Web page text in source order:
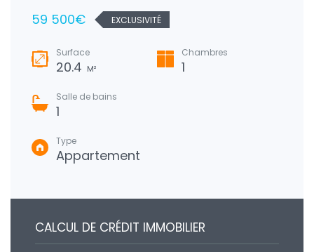
59 500€ EXCLUSIVITÉ
Surface
20.4 M²
Chambres
1
Salle de bains
1
Type
Appartement
CALCUL DE CRÉDIT IMMOBILIER